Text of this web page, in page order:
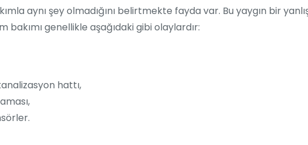
aynı şey olmadığını belirtmekte fayda var. Bu yaygın bir
bakımı genellikle aşağıdaki gibi olaylardır:
hattı,